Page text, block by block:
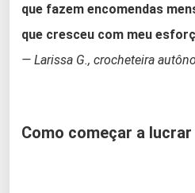
que fazem encomendas
que cresceu com meu
— Larissa G., crocheteira
Como começar a